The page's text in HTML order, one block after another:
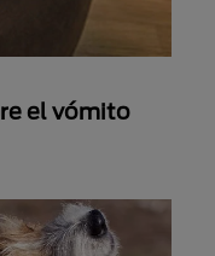
el vómito